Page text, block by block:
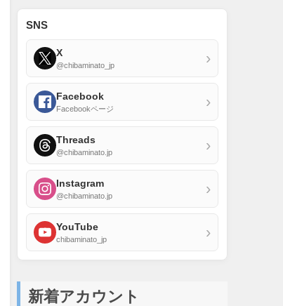
SNS
X
@chibaminato_jp ›
Facebook
Facebookページ ›
Threads
@chibaminato.jp ›
Instagram
@chibaminato.jp ›
YouTube
chibaminato_jp ›
新着アカウント